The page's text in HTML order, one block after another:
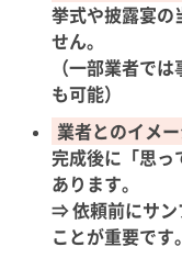
挙式や披露宴の
せん。
（一部業者で
も可能）
業者とのイメ
完成後に「思っ
あります。
⇒ 依頼前にサン
ことが重要です。